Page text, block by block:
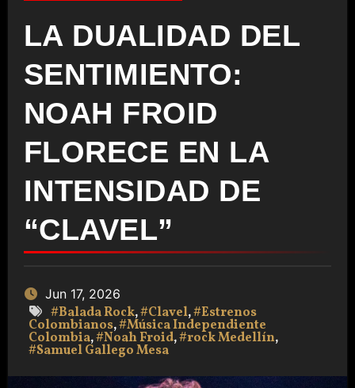
LA DUALIDAD DEL
SENTIMIENTO:
NOAH FROID
FLORECE EN LA
INTENSIDAD DE
“CLAVEL”
Jun 17, 2026
#Balada Rock,#Clavel,#Estrenos
Colombianos,#Música Independiente
Colombia,#Noah Froid,#rock Medellín,
#Samuel Gallego Mesa